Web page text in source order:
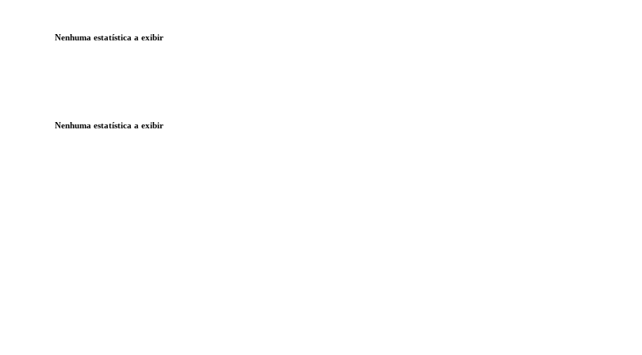
Nenhuma estatística a exibir
Nenhuma estatística a exibir